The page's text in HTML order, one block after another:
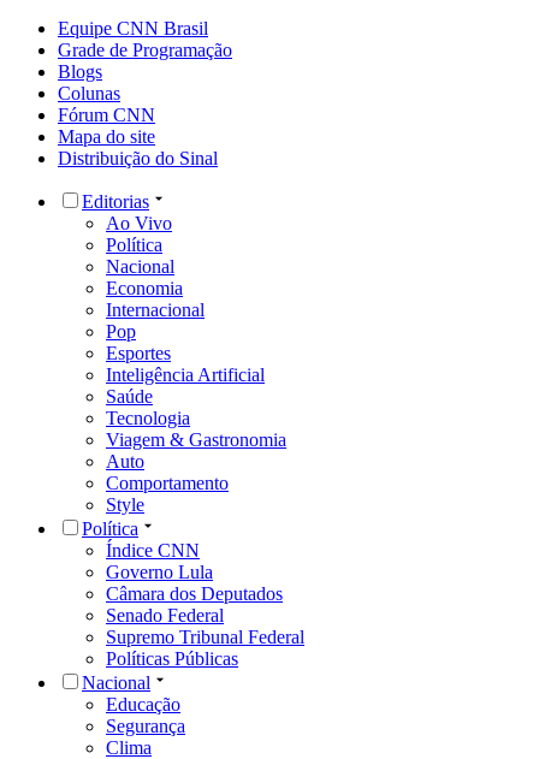
Equipe CNN Brasil
Grade de Programação
Blogs
Colunas
Fórum CNN
Mapa do site
Distribuição do Sinal
Editorias
Ao Vivo
Política
Nacional
Economia
Internacional
Pop
Esportes
Inteligência Artificial
Saúde
Tecnologia
Viagem & Gastronomia
Auto
Comportamento
Style
Política
Índice CNN
Governo Lula
Câmara dos Deputados
Senado Federal
Supremo Tribunal Federal
Políticas Públicas
Nacional
Educação
Segurança
Clima